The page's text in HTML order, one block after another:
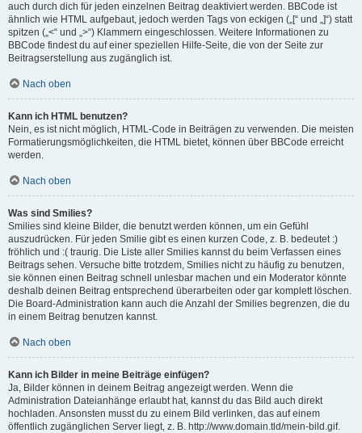
auch durch dich für jeden einzelnen Beitrag deaktiviert werden. BBCode ist
ähnlich wie HTML aufgebaut, jedoch werden Tags von eckigen („[“ und „]“) statt
spitzen („<“ und „>“) Klammern eingeschlossen. Weitere Informationen zu
BBCode findest du auf einer speziellen Hilfe-Seite, die von der Seite zur
Beitragserstellung aus zugänglich ist.
Nach oben
Kann ich HTML benutzen?
Nein, es ist nicht möglich, HTML-Code in Beiträgen zu verwenden. Die meisten
Formatierungsmöglichkeiten, die HTML bietet, können über BBCode erreicht
werden.
Nach oben
Was sind Smilies?
Smilies sind kleine Bilder, die benutzt werden können, um ein Gefühl
auszudrücken. Für jeden Smilie gibt es einen kurzen Code, z. B. bedeutet :)
fröhlich und :( traurig. Die Liste aller Smilies kannst du beim Verfassen eines
Beitrags sehen. Versuche bitte trotzdem, Smilies nicht zu häufig zu benutzen,
sie können einen Beitrag schnell unlesbar machen und ein Moderator könnte
deshalb deinen Beitrag entsprechend überarbeiten oder gar komplett löschen.
Die Board-Administration kann auch die Anzahl der Smilies begrenzen, die du
in einem Beitrag benutzen kannst.
Nach oben
Kann ich Bilder in meine Beiträge einfügen?
Ja, Bilder können in deinem Beitrag angezeigt werden. Wenn die
Administration Dateianhänge erlaubt hat, kannst du das Bild auch direkt
hochladen. Ansonsten musst du zu einem Bild verlinken, das auf einem
öffentlich zugänglichen Server liegt, z. B. http://www.domain.tld/mein-bild.gif.